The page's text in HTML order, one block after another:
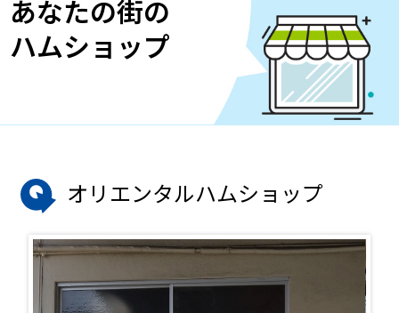
あなたの街の
ハムショップ
オリエンタルハムショップ